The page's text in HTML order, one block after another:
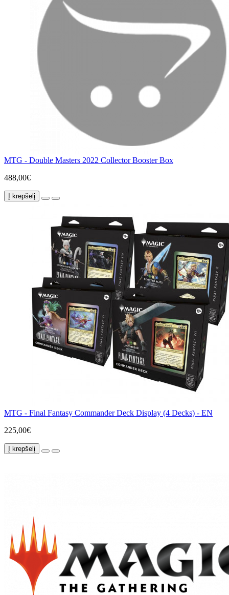
MTG - Double Masters 2022 Collector Booster Box
488,00€
Į krepšelį
MTG - Final Fantasy Commander Deck Display (4 Decks) - EN
225,00€
Į krepšelį